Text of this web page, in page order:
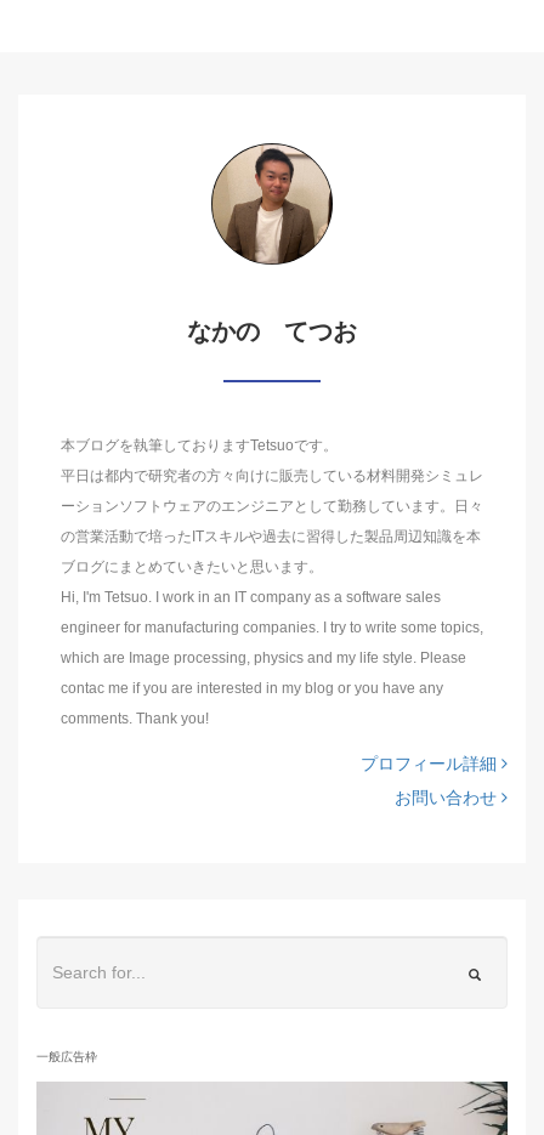
なかの てつお
本ブログを執筆しておりますTetsuoです。
平日は都内で研究者の方々向けに販売している材料開発シミュレ
ーションソフトウェアのエンジニアとして勤務しています。日々
の営業活動で培ったITスキルや過去に習得した製品周辺知識を本
ブログにまとめていきたいと思います。
Hi, I'm Tetsuo. I work in an IT company as a software sales
engineer for manufacturing companies. I try to write some topics,
which are Image processing, physics and my life style. Please
contac me if you are interested in my blog or you have any
comments. Thank you!
プロフィール詳細
お問い合わせ
一般広告枠